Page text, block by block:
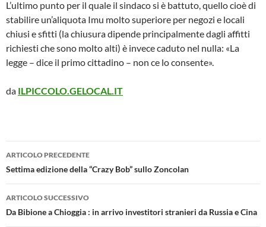
L’ultimo punto per il quale il sindaco si è battuto, quello cioè di
stabilire un’aliquota Imu molto superiore per negozi e locali
chiusi e sfitti (la chiusura dipende principalmente dagli affitti
richiesti che sono molto alti) è invece caduto nel nulla: «La
legge – dice il primo cittadino – non ce lo consente».
da ILPICCOLO.GELOCAL.IT
Navigazione
articolo
ARTICOLO PRECEDENTE
Settima edizione della “Crazy Bob” sullo Zoncolan
ARTICOLO SUCCESSIVO
Da Bibione a Chioggia : in arrivo investitori stranieri da Russia e Cina